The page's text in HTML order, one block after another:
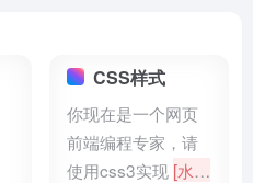
纲。
CSS样式
你现在是一个网页
前端编程专家，请
使用css3实现 [水波